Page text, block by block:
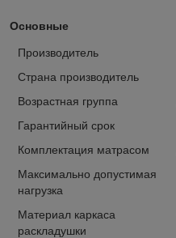
Основные
Производитель
Страна производитель
Возрастная группа
Гарантийный срок
Комплектация матрасом
Максимально допустимая
нагрузка
Материал каркаса
раскладушки